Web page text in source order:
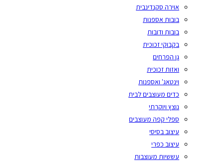
אוירה סקנדינבית
בובות אספנות
בובות ודובות
בקבוקי זכוכית
גן הפרחים
ואזות זכוכית
וינטאג' ואספנות
כדים מעוצבים לבית
נוצץ ויוקרתי
ספלי קפה מעוצבים
עיצוב בסיסי
עיצוב כפרי
עששיות מעוצבות